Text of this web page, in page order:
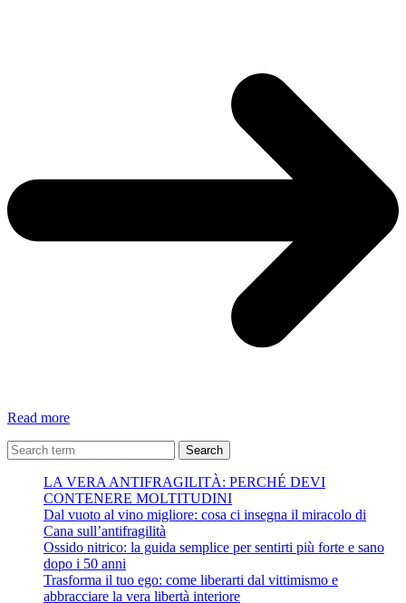
Read moreCome
uno
Eugenio
Finardi
Search
LA VERA ANTIFRAGILITÀ: PERCHÉ DEVI
CONTENERE MOLTITUDINI
Dal vuoto al vino migliore: cosa ci insegna il miracolo di
Cana sull’antifragilità
Ossido nitrico: la guida semplice per sentirti più forte e sano
dopo i 50 anni
Trasforma il tuo ego: come liberarti dal vittimismo e
abbracciare la vera libertà interiore